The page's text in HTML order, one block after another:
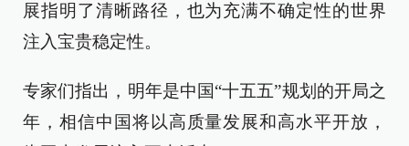
展指明了清晰路径，也为充满不确定性的世界
注入宝贵稳定性。
专家们指出，明年是中国“十五五”规划的开局之
年，相信中国将以高质量发展和高水平开放，